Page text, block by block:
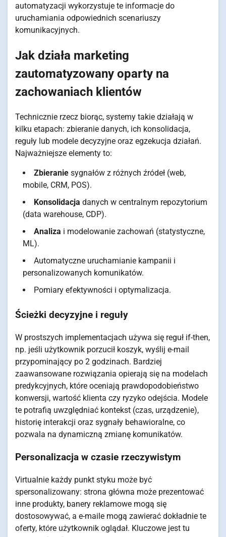
automatyzacji wykorzystuje te informacje do
uruchamiania odpowiednich scenariuszy
komunikacyjnych.
Jak działa marketing
zautomatyzowany oparty na
zachowaniach klientów
Technicznie rzecz biorąc, systemy takie działają w
kilku etapach: zbieranie danych, ich konsolidacja,
reguły lub modele decyzyjne oraz egzekucja działań.
Najważniejsze elementy to:
Zbieranie sygnałów z różnych źródeł (web,
mobile, CRM, POS).
Konsolidacja danych w centralnym repozytorium
(data warehouse, CDP).
Analiza i modelowanie zachowań (statystyczne,
ML).
Automatyczne uruchamianie kampanii i
personalizowanych komunikatów.
Pomiary efektywności i optymalizacja.
Ścieżki decyzyjne i reguły
W prostszych implementacjach używa się reguł if-then,
np. jeśli użytkownik porzucił koszyk, wyślij e-mail
przypominający po 2 godzinach. Bardziej
zaawansowane rozwiązania opierają się na modelach
predykcyjnych, które oceniają prawdopodobieństwo
konwersji, wartość klienta czy ryzyko odejścia. Modele
te potrafią uwzględniać kontekst (czas, urządzenie),
historię interakcji oraz sygnały behawioralne, co
pozwala na dynamiczną zmianę komunikatów.
Personalizacja w czasie rzeczywistym
Virtualnie każdy punkt styku może być
spersonalizowany: strona główna może prezentować
inne produkty, banery reklamowe mogą się
dostosowywać, a e-maile mogą zawierać dokładnie te
oferty, które użytkownik oglądał. Kluczowe jest tu